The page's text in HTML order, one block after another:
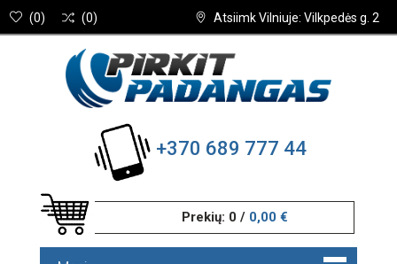
Atsiimk Vilniuje: Vilkpedės g. 2
(0) (0)
+370 689 777 44
Prekių: 0 / 0,00 €